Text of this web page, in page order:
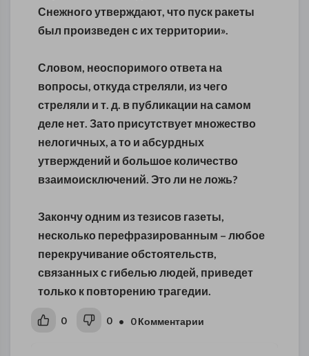
Снежного утверждают, что пуск ракеты
был произведен с их территории».
Словом, неоспоримого ответа на
вопросы, откуда стреляли, из чего
стреляли и т. д. в публикации на самом
деле нет. Зато присутствует множество
нелогичных, а то и абсурдных
утверждений и большое количество
взаимоисключений. Это ли не ложь?
Закончу одним из тезисов газеты,
несколько перефразированным – любое
перекручивание обстоятельств,
связанных с гибелью людей, приведет
только к повторению трагедии.
0 0 • 0 Комментарии